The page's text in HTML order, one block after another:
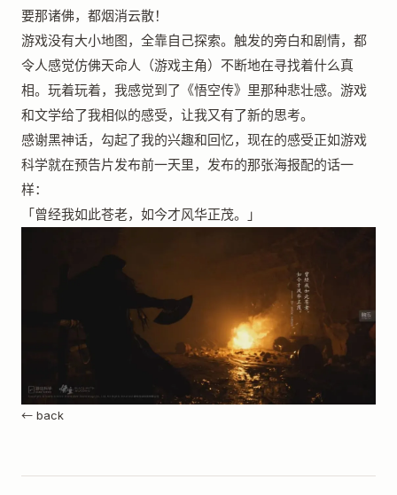
要那诸佛，都烟消云散！
游戏没有大小地图，全靠自己探索。触发的旁白和剧情，都
令人感觉仿佛天命人（游戏主角）不断地在寻找着什么真
相。玩着玩着，我感觉到了《悟空传》里那种悲壮感。游戏
和文学给了我相似的感受，让我又有了新的思考。
感谢黑神话，勾起了我的兴趣和回忆，现在的感受正如游戏
科学就在预告片发布前一天里，发布的那张海报配的话一
样：
「曾经我如此苍老，如今才风华正茂。」
← back